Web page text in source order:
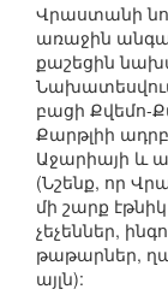
Վրաստանի
առաջին
քաշեցին
բացի Քվեմո-
Քարթլիի
Աջարիայի և
(Նշենք, որ
մի շարք
չեչեններ,
թաթարներ,
այլն):